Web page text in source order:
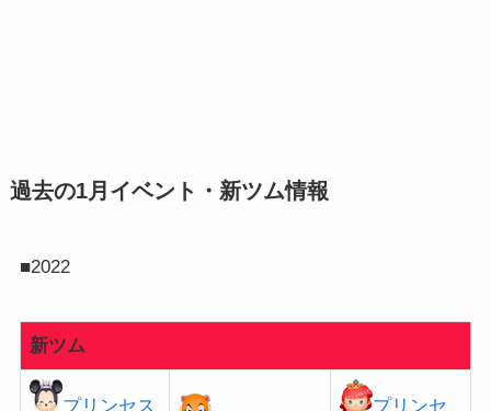
過去の1月イベント・新ツム情報
■2022
新ツム
プリンセス プリンセ